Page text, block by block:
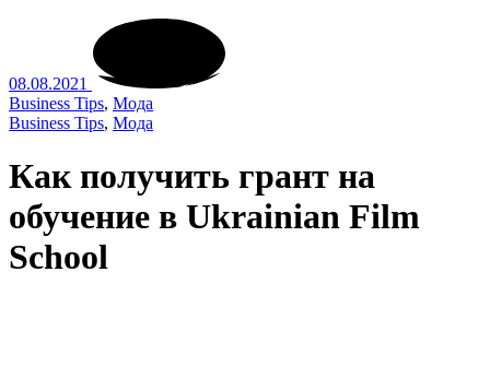
08.08.2021
Business Tips, Мода
Business Tips, Мода
Как получить грант на
обучение в Ukrainian Film
School